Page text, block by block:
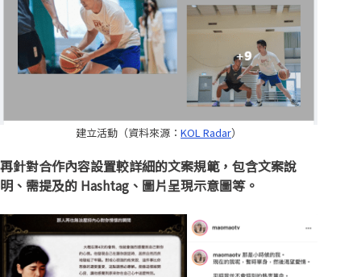
建立活動（資料來源：KOL Radar）
再針對合作內容設置較詳細的文案規範，包含文案說
明、需提及的 Hashtag、圖片呈現示意圖等。